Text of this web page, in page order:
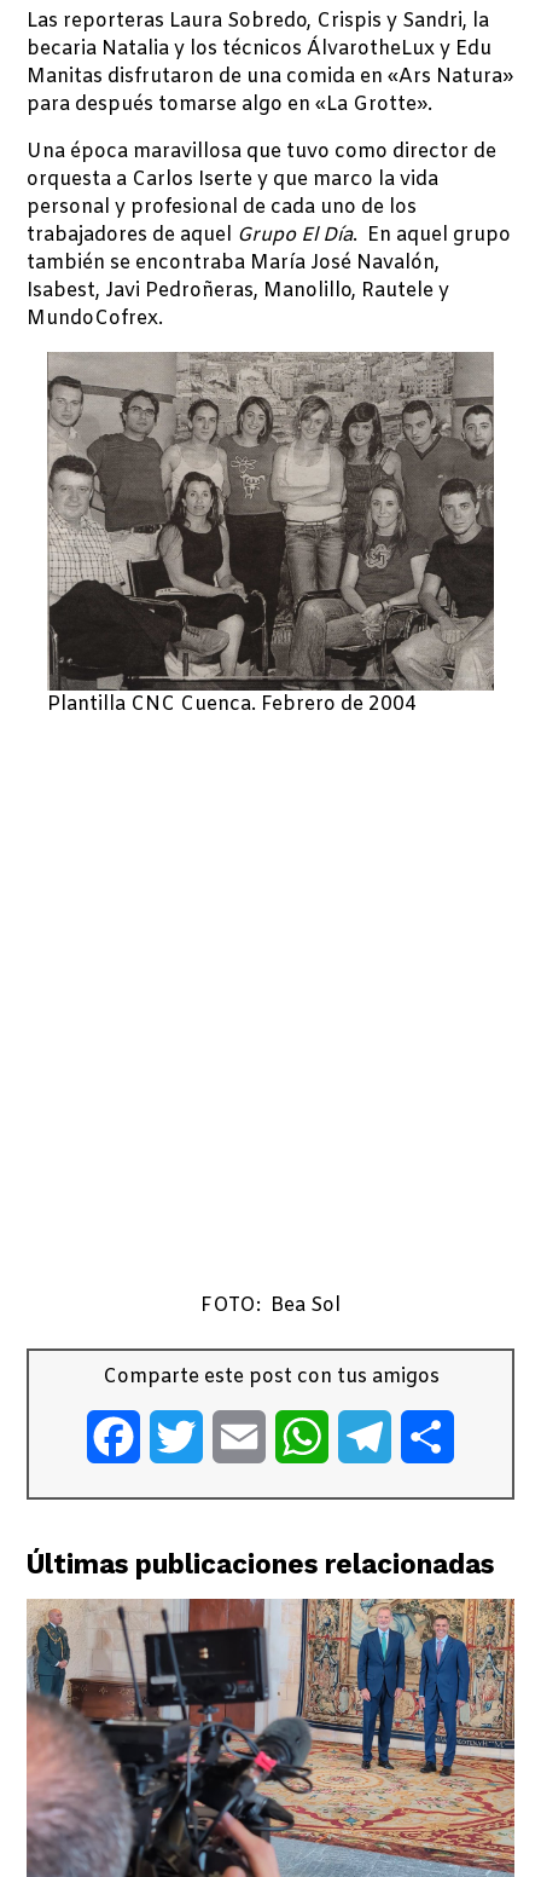
Las reporteras Laura Sobredo, Crispis y Sandri, la
becaria Natalia y los técnicos ÁlvarotheLux y Edu
Manitas disfrutaron de una comida en «Ars Natura»
para después tomarse algo en «La Grotte».
Una época maravillosa que tuvo como director de
orquesta a Carlos Iserte y que marco la vida
personal y profesional de cada uno de los
trabajadores de aquel Grupo El Día. En aquel grupo
también se encontraba María José Navalón,
Isabest, Javi Pedroñeras, Manolillo, Rautele y
MundoCofrex.
Plantilla CNC Cuenca. Febrero de 2004
FOTO: Bea Sol
Comparte este post con tus amigos
FacebookTwitter Email WhatsAppTelegram
Últimas publicaciones relacionadas